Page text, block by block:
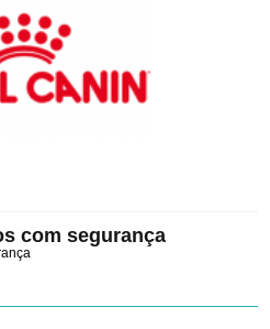
com segurança